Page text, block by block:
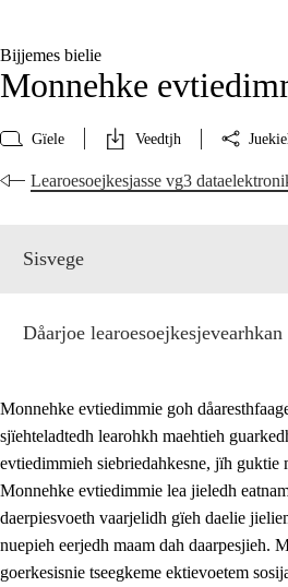
Bijjemes bielie
Monnehke
Gïele Veedtjh
Learoesoejkesjasse vg3
Sisvege
Dåarjoe learoesoejkesjevearhkan
Monnehke evtiedimmie goh
sjïehteladtedh learohkh maehtieh
evtiedimmieh siebriedahkesne, jïh guktie
Monnehke evtiedimmie lea jieledh
daerpiesvoeth vaarjelidh gïeh daelie
nuepieh eerjedh maam dah daarpesjieh.
goerkesisnie tseegkeme ektievoetem